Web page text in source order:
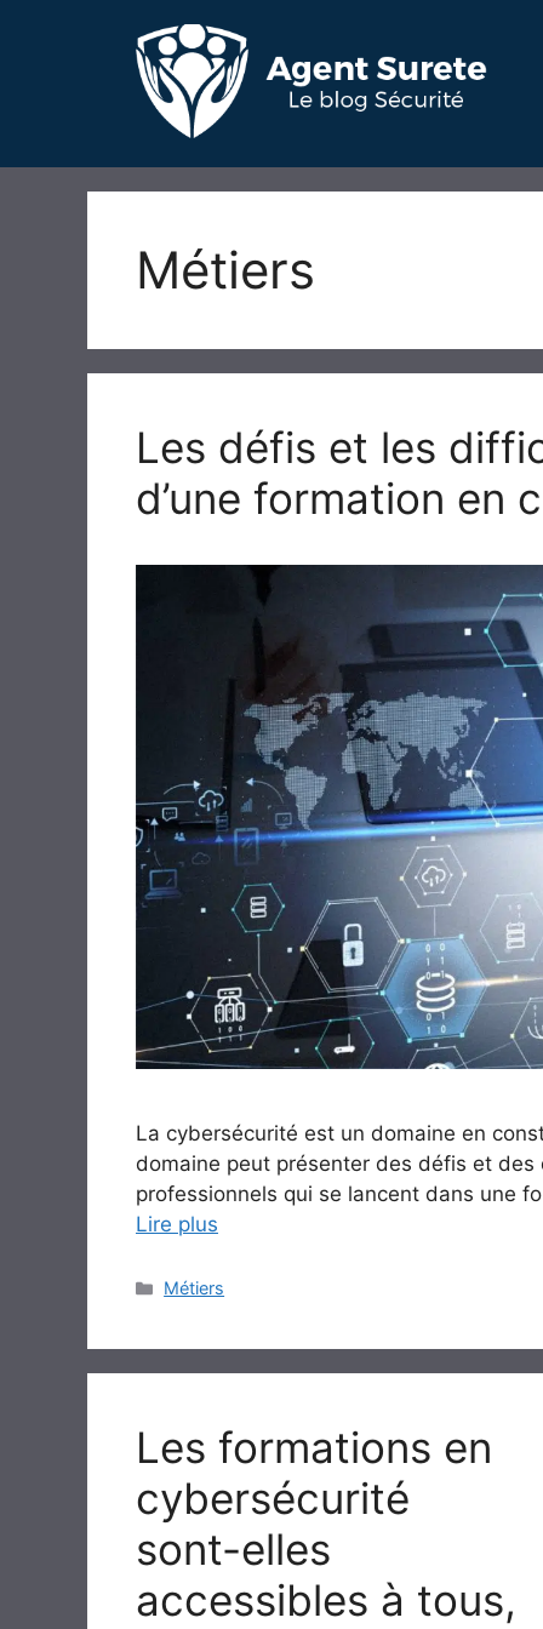
Métiers
Les défis et les
d’une formation en
La cybersécurité est un domaine en
domaine peut présenter des défis et
professionnels qui se lancent dans une
Lire plus
Catégories
Métiers
Les formations en
cybersécurité
sont-elles
accessibles à tous,